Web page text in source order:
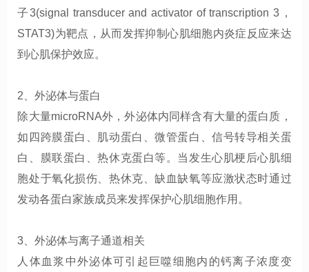
子3(signal transducer and activator of transcription 3 ，
STAT3)为靶点，从而发挥抑制心肌细胞内炎症反应来达
到心肌保护效应。
2、外泌体与蛋白
除大量microRNA外，外泌体内同样含有大量的蛋白质，
如四跨膜蛋白、肌动蛋白、微管蛋白、信号转导相关蛋
白、膜联蛋白、热休克蛋白等。当 发生心肌梗后心肌细
胞处于氧化损伤、热休克、缺血缺氧等应激状态时通过
发动各蛋白家族成员来发挥保护心肌细胞作用。
3、外泌体与离子通道相关
人体血浆中外泌体可引起巨噬细胞内的钙离子浓度变